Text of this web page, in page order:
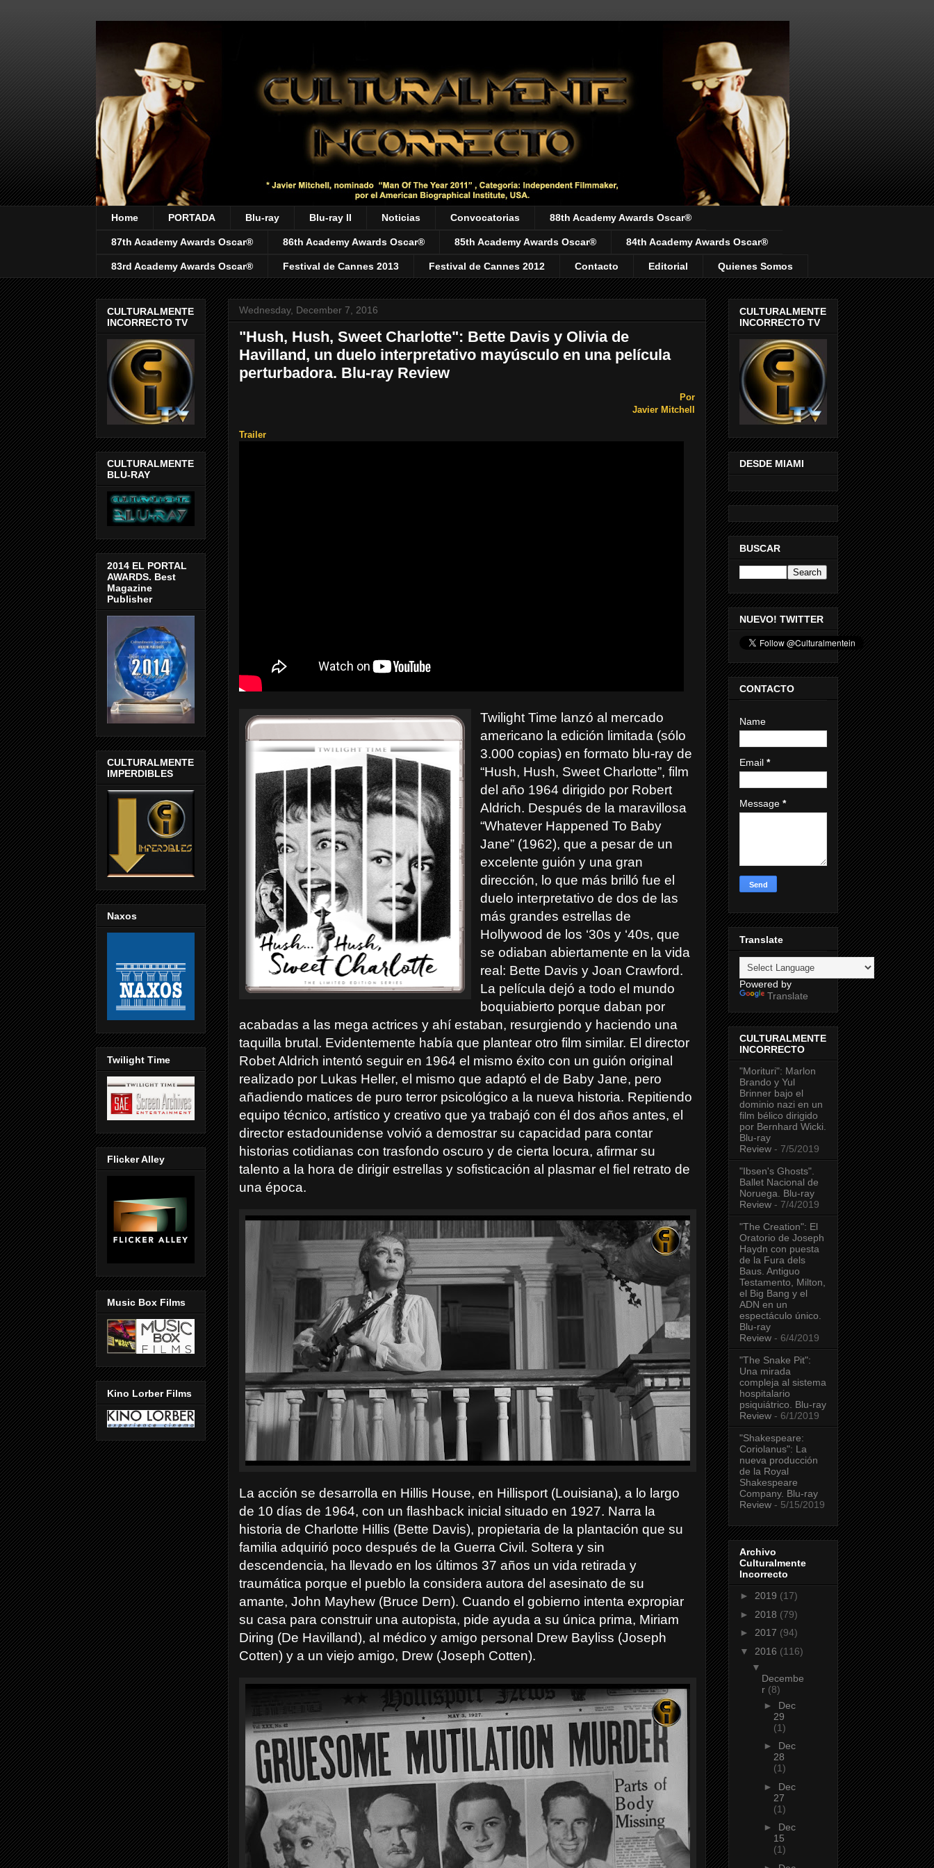
Home PORTADA Blu-ray Blu-ray II Noticias Convocatorias 88th Academy Awards Oscar®
87th Academy Awards Oscar® 86th Academy Awards Oscar® 85th Academy Awards Oscar® 84th Academy Awards Oscar®
83rd Academy Awards Oscar® Festival de Cannes 2013 Festival de Cannes 2012 Contacto Editorial Quienes Somos
Wednesday, December 7, 2016
"Hush, Hush, Sweet Charlotte": Bette Davis y Olivia de
Havilland, un duelo interpretativo mayúsculo en una película
perturbadora. Blu-ray Review
Por
Javier Mitchell
Trailer
Twilight Time lanzó al mercado
americano la edición limitada (sólo
3.000 copias) en formato blu-ray de
“Hush, Hush, Sweet Charlotte”, film
del año 1964 dirigido por Robert
Aldrich. Después de la maravillosa
“Whatever Happened To Baby
Jane” (1962), que a pesar de un
excelente guión y una gran
dirección, lo que más brilló fue el
duelo interpretativo de dos de las
más grandes estrellas de
Hollywood de los ‘30s y ‘40s, que
se odiaban abiertamente en la vida
real: Bette Davis y Joan Crawford.
La película dejó a todo el mundo
boquiabierto porque daban por
acabadas a las mega actrices y ahí estaban, resurgiendo y haciendo una
taquilla brutal. Evidentemente había que plantear otro film similar. El director
Robet Aldrich intentó seguir en 1964 el mismo éxito con un guión original
realizado por Lukas Heller, el mismo que adaptó el de Baby Jane, pero
añadiendo matices de puro terror psicológico a la nueva historia. Repitiendo
equipo técnico, artístico y creativo que ya trabajó con él dos años antes, el
director estadounidense volvió a demostrar su capacidad para contar
historias cotidianas con trasfondo oscuro y de cierta locura, afirmar su
talento a la hora de dirigir estrellas y sofisticación al plasmar el fiel retrato de
una época.
La acción se desarrolla en Hillis House, en Hillisport (Louisiana), a lo largo
de 10 días de 1964, con un flashback inicial situado en 1927. Narra la
historia de Charlotte Hillis (Bette Davis), propietaria de la plantación que su
familia adquirió poco después de la Guerra Civil. Soltera y sin
descendencia, ha llevado en los últimos 37 años un vida retirada y
traumática porque el pueblo la considera autora del asesinato de su
amante, John Mayhew (Bruce Dern). Cuando el gobierno intenta expropiar
su casa para construir una autopista, pide ayuda a su única prima, Miriam
Diring (De Havilland), al médico y amigo personal Drew Bayliss (Joseph
Cotten) y a un viejo amigo, Drew (Joseph Cotten).
CULTURALMENTE
INCORRECTO TV
CULTURALMENTE
BLU-RAY
2014 EL PORTAL
AWARDS. Best
Magazine
Publisher
CULTURALMENTE
IMPERDIBLES
Naxos
Twilight Time
Flicker Alley
Music Box Films
Kino Lorber Films
CULTURALMENTE
INCORRECTO TV
DESDE MIAMI
BUSCAR
NUEVO! TWITTER
CONTACTO
Name
Email *
Message *
Translate
Powered by
Translate
CULTURALMENTE
INCORRECTO
"Morituri": Marlon
Brando y Yul
Brinner bajo el
dominio nazi en un
film bélico dirigido
por Bernhard Wicki.
Blu-ray
Review - 7/5/2019
"Ibsen's Ghosts".
Ballet Nacional de
Noruega. Blu-ray
Review - 7/4/2019
"The Creation": El
Oratorio de Joseph
Haydn con puesta
de la Fura dels
Baus. Antiguo
Testamento, Milton,
el Big Bang y el
ADN en un
espectáculo único.
Blu-ray
Review - 6/4/2019
"The Snake Pit":
Una mirada
compleja al sistema
hospitalario
psiquiátrico. Blu-ray
Review - 6/1/2019
"Shakespeare:
Coriolanus": La
nueva producción
de la Royal
Shakespeare
Company. Blu-ray
Review - 5/15/2019
Archivo
Culturalmente
Incorrecto
► 2019 (17)
► 2018 (79)
► 2017 (94)
▼ 2016 (116)
▼
Decembe
r (8)
► Dec
29
(1)
► Dec
28
(1)
► Dec
27
(1)
► Dec
15
(1)